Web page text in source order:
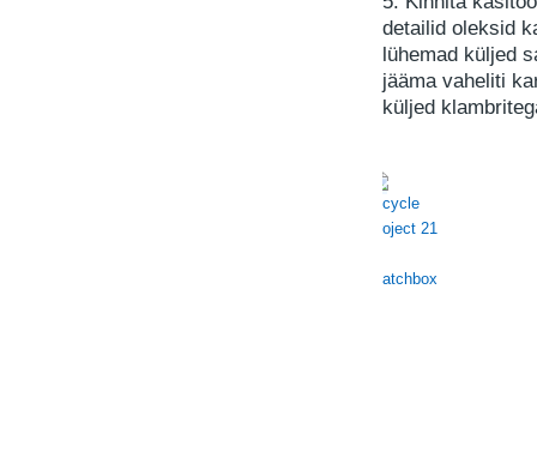
detailid oleksid
lühemad küljed
jääma vaheliti
küljed